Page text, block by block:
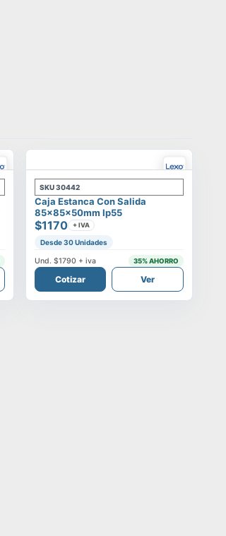
SKU30442
Caja Estanca Con Salida
85x85x50mm Ip55
$1170 + IVA
Desde 30 Unidades
Und. $1790 + iva 35% AHORRO
Cotizar Ver